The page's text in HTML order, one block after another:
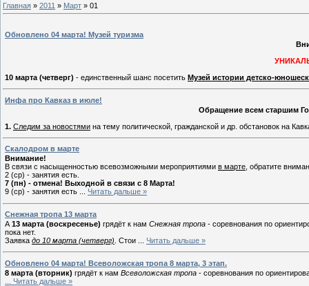
Главная » 2011 » Март » 01
Обновлено 04 марта! Музей туризма
10 марта (четверг) - единственный шанс посетить Музей истории детско-
Инфа про Кавказ в июле!
Обращение всем старшим
1. Следим за новостями на тему политической, гражданской и др. обстановок на
Скалодром в марте
Внимание!
В связи с насыщенностью всевозможными мероприятиями в марте , обратите
2 (ср) - занятия есть.
7 (пн) - отмена! Выходной в связи с 8 Марта!
9 (ср) - занятия есть
Читать дальше »
Снежная тропа 13 марта
А 13 марта (воскресенье) грядёт к нам Снежная тропа - соревнования по
пока нет.
Заявка до 10 марта (четверг) . Стои Читать дальше »
Обновлено 04 марта! Всеволожская тропа 8 марта, 3 этап.
8 марта (вторник) грядёт к нам Всеволожская тропа - соревнования по
Читать дальше »